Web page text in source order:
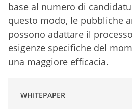
base al numero di
questo modo, le pubbliche
possono adattare il
esigenze specifiche del
una maggiore efficacia.
WHITEPAPER